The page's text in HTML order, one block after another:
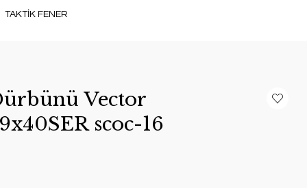
TAKTİK FENER
Vector
scoc-16